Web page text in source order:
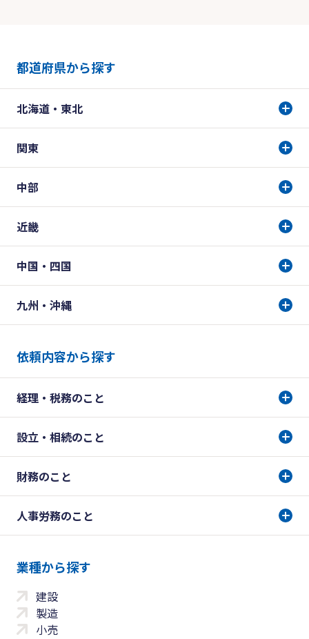
都道府県から探す
北海道・東北
関東
中部
近畿
中国・四国
九州・沖縄
依頼内容から探す
経理・税務のこと
設立・相続のこと
財務のこと
人事労務のこと
業種から探す
建設
製造
小売